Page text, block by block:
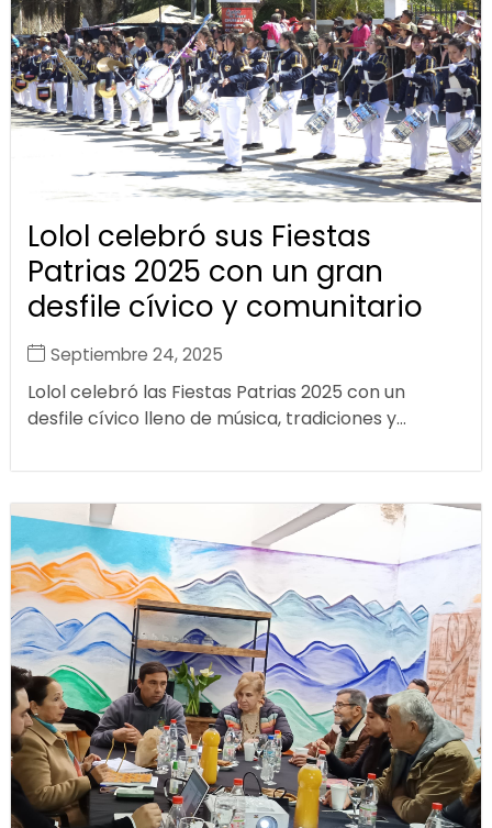
Lolol celebró sus Fiestas
Patrias 2025 con un gran
desfile cívico y comunitario
Septiembre 24, 2025
Lolol celebró las Fiestas Patrias 2025 con un
desfile cívico lleno de música, tradiciones y...